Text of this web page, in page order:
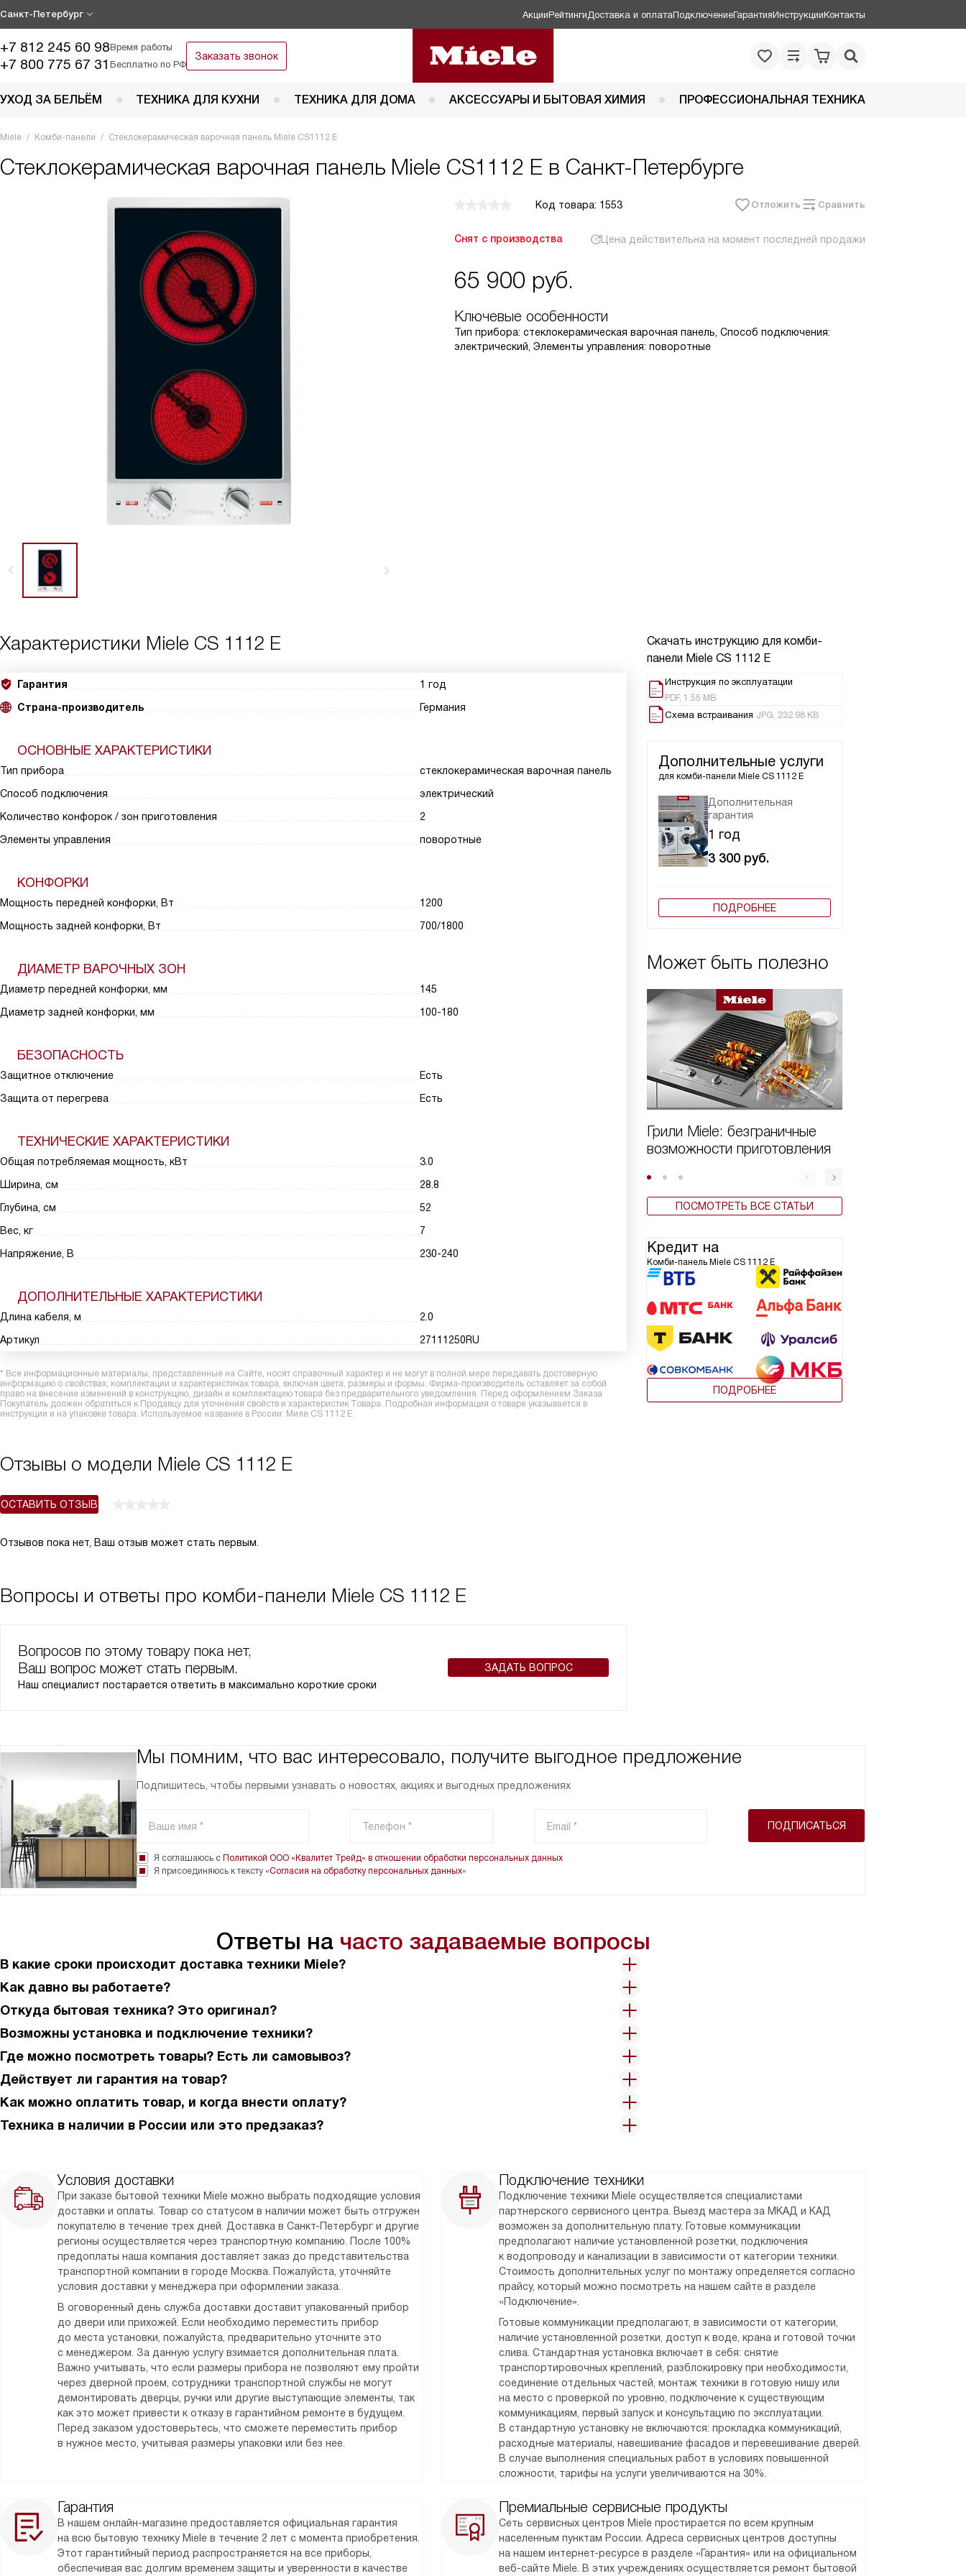
Санкт-Петербург АкцииРейтинги Доставка и оплатаПодключениеГарантияИнструкцииКонтакты
+7 812 245 60 98Время работы
+7 800 775 67 31 Бесплатно по РФ
Заказать звонок
УХОД ЗА БЕЛЬЁМ ТЕХНИКА ДЛЯ КУХНИ ТЕХНИКА ДЛЯ ДОМА АКСЕССУАРЫ И БЫТОВАЯ ХИМИЯ ПРОФЕССИОНАЛЬНАЯ ТЕХНИКА
Miele Комби-панели Стеклокерамическая варочная панель Miele CS1112 E
Стеклокерамическая варочная панель Miele CS1112 E в Санкт-Петербурге
Код товара: 1553 Отложить Сравнить
Снят с производства Цена действительна на момент последней продажи
65 900 руб.
Ключевые особенности
Тип прибора: стеклокерамическая варочная панель, Способ подключения:
электрический, Элементы управления: поворотные
Скачать инструкцию для комби-
панели Miele CS 1112 E
Инструкция по эксплуатации
PDF, 1.55 MB
Схема встраивания JPG, 232.98 KB
Дополнительные услуги
для комби-панели Miele CS 1112 E
Дополнительная
гарантия
1 год
3 300 руб.
ПОДРОБНЕЕ
Может быть полезно
Грили Miele: безграничные
возможности приготовления
ПОСМОТРЕТЬ ВСЕ СТАТЬИ
Кредит на
Комби-панель Miele CS 1112 E
ПОДРОБНЕЕ
Характеристики Miele CS 1112 E
Гарантия
1 год
Страна-производитель
Германия
ОСНОВНЫЕ ХАРАКТЕРИСТИКИ
Тип прибора
стеклокерамическая варочная панель
Способ подключения
электрический
Количество конфорок / зон приготовления
2
Элементы управления
поворотные
КОНФОРКИ
Мощность передней конфорки, Вт
1200
Мощность задней конфорки, Вт
700/1800
ДИАМЕТР ВАРОЧНЫХ ЗОН
Диаметр передней конфорки, мм
145
Диаметр задней конфорки, мм
100-180
БЕЗОПАСНОСТЬ
Защитное отключение
Есть
Защита от перегрева
Есть
ТЕХНИЧЕСКИЕ ХАРАКТЕРИСТИКИ
Общая потребляемая мощность, кВт
3.0
Ширина, см
28.8
Глубина, см
52
Вес, кг
7
Напряжение, В
230-240
ДОПОЛНИТЕЛЬНЫЕ ХАРАКТЕРИСТИКИ
Длина кабеля, м
2.0
Артикул
27111250RU
* Все информационные материалы, представленные на Сайте, носят справочный характер и не могут в полной мере передавать достоверную
информацию о свойствах, комплектации и характеристиках товара, включая цвета, размеры и формы. Фирма-производитель оставляет за собой
право на внесение изменений в конструкцию, дизайн и комплектацию товара без предварительного уведомления. Перед оформлением Заказа
Покупатель должен обратиться к Продавцу для уточнения свойств и характеристик Товара. Подробная информация о товаре указывается в
инструкции и на упаковке товара. Используемое название в России: Миле CS 1112 E
Отзывы о модели Miele CS 1112 E
ОСТАВИТЬ ОТЗЫВ
Отзывов пока нет, Ваш отзыв может стать первым.
Вопросы и ответы про комби-панели Miele CS 1112 E
Вопросов по этому товару пока нет,
Ваш вопрос может стать первым.
Наш специалист постарается ответить в максимально короткие сроки
ЗАДАТЬ ВОПРОС
Мы помним, что вас интересовало, получите выгодное предложение
Подпишитесь, чтобы первыми узнавать о новостях, акциях и выгодных предложениях
ПОДПИСАТЬСЯ
Я соглашаюсь с Политикой ООО «Квалитет Трейд» в отношении обработки персональных данных
Я присоединяюсь к тексту «Согласия на обработку персональных данных»
Ответы на часто задаваемые вопросы
В какие сроки происходит доставка техники Miele?
Как давно вы работаете?
Откуда бытовая техника? Это оригинал?
Возможны установка и подключение техники?
Где можно посмотреть товары? Есть ли самовывоз?
Действует ли гарантия на товар?
Как можно оплатить товар, и когда внести оплату?
Техника в наличии в России или это предзаказ?
Условия доставки
При заказе бытовой техники Miele можно выбрать подходящие условия
доставки и оплаты. Товар со статусом в наличии может быть отгружен
покупателю в течение трех дней. Доставка в Санкт-Петербург и другие
регионы осуществляется через транспортную компанию. После 100%
предоплаты наша компания доставляет заказ до представительства
транспортной компании в городе Москва. Пожалуйста, уточняйте
условия доставки у менеджера при оформлении заказа.
В оговоренный день служба доставки доставит упакованный прибор
до двери или прихожей. Если необходимо переместить прибор
до места установки, пожалуйста, предварительно уточните это
с менеджером. За данную услугу взимается дополнительная плата.
Важно учитывать, что если размеры прибора не позволяют ему пройти
через дверной проем, сотрудники транспортной службы не могут
демонтировать дверцы, ручки или другие выступающие элементы, так
как это может привести к отказу в гарантийном ремонте в будущем.
Перед заказом удостоверьтесь, что сможете переместить прибор
в нужное место, учитывая размеры упаковки или без нее.
Подключение техники
Подключение техники Miele осуществляется специалистами
партнерского сервисного центра. Выезд мастера за МКАД и КАД
возможен за дополнительную плату. Готовые коммуникации
предполагают наличие установленной розетки, подключения
к водопроводу и канализации в зависимости от категории техники.
Стоимость дополнительных услуг по монтажу определяется согласно
прайсу, который можно посмотреть на нашем сайте в разделе
«Подключение».
Готовые коммуникации предполагают, в зависимости от категории,
наличие установленной розетки, доступ к воде, крана и готовой точки
слива. Стандартная установка включает в себя: снятие
транспортировочных креплений, разблокировку при необходимости,
соединение отдельных частей, монтаж техники в готовую нишу или
на место с проверкой по уровню, подключение к существующим
коммуникациям, первый запуск и консультацию по эксплуатации.
В стандартную установку не включаются: прокладка коммуникаций,
расходные материалы, навешивание фасадов и перевешивание дверей.
В случае выполнения специальных работ в условиях повышенной
сложности, тарифы на услуги увеличиваются на 30%.
Гарантия
В нашем онлайн-магазине предоставляется официальная гарантия
на всю бытовую технику Miele в течение 2 лет с момента приобретения.
Этот гарантийный период распространяется на все приборы,
обеспечивая вас долгим временем защиты и уверенности в качестве
Премиальные сервисные продукты
Сеть сервисных центров Miele простирается по всем крупным
населенным пунктам России. Адреса сервисных центров доступны
на нашем интернет-ресурсе в разделе «Гарантия» или на официальном
веб-сайте Miele. В этих учреждениях осуществляется ремонт бытовой